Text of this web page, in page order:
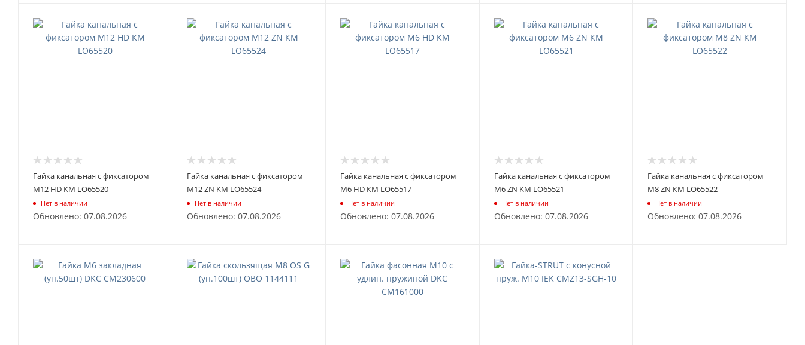
Гайка канальная с фиксатором
М12 HD КМ LO65520
Нет в наличии
Обновлено: 07.08.2026
Гайка канальная с фиксатором
М12 ZN КМ LO65524
Нет в наличии
Обновлено: 07.08.2026
Гайка канальная с фиксатором
М6 HD КМ LO65517
Нет в наличии
Обновлено: 07.08.2026
Гайка канальная с фиксатором
М6 ZN КМ LO65521
Нет в наличии
Обновлено: 07.08.2026
Гайка канальная с фиксатором
М8 ZN КМ LO65522
Нет в наличии
Обновлено: 07.08.2026